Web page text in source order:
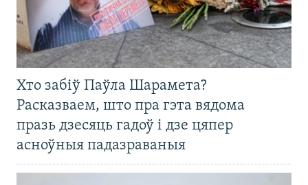
Хто забіў Паўла Шарамета?
Расказваем, што пра гэта вядома
празь дзесяць гадоў і дзе цяпер
асноўныя падазраваныя